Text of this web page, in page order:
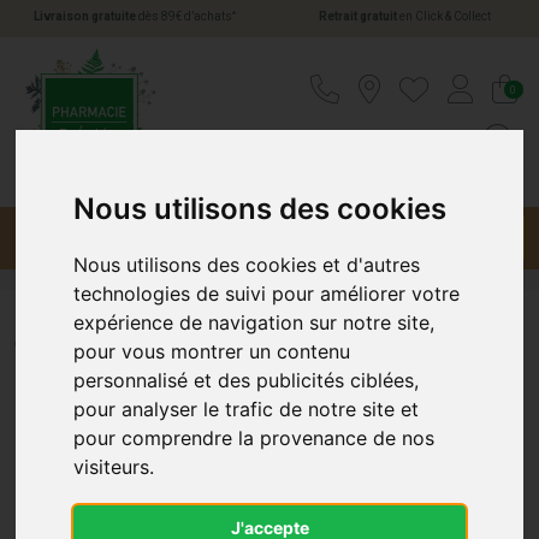
Nous utilisons des cookies
Nous utilisons des cookies et d'autres
technologies de suivi pour améliorer votre
expérience de navigation sur notre site,
pour vous montrer un contenu
personnalisé et des publicités ciblées,
pour analyser le trafic de notre site et
pour comprendre la provenance de nos
visiteurs.
J'accepte
Livraison gratuite dès 89€ d’achats * Retrait gratuiten Click & Collect
0
Titanoréïne